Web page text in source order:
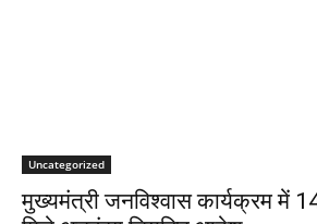
Uncategorized
मुख्यमंत्री जनविश्वास कार्यक्रम में